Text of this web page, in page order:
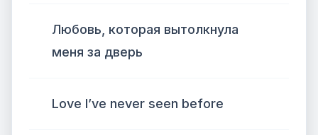
Любовь, которая вытолкнула
меня за дверь
Love I’ve never seen before